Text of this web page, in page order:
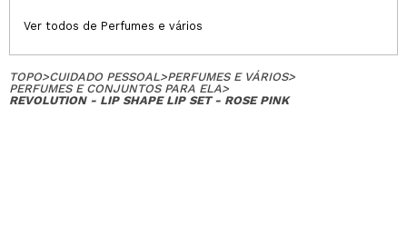
Ver todos de Perfumes e vários
TOPO>CUIDADO PESSOAL>PERFUMES E VÁRIOS>
PERFUMES E CONJUNTOS PARA ELA>
REVOLUTION - LIP SHAPE LIP SET - ROSE PINK